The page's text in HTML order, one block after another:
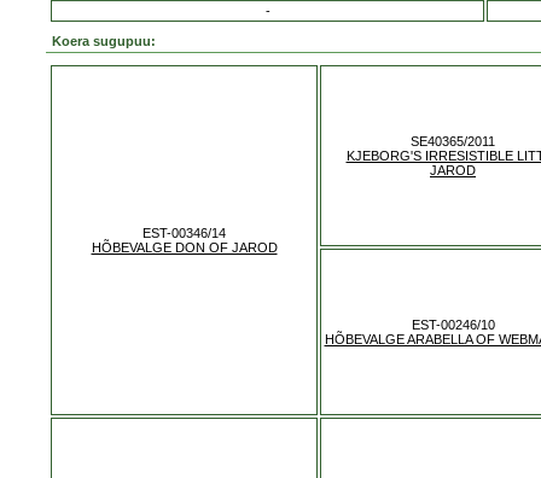
-
Koera sugupuu:
EST-00346/14
HÕBEVALGE DON OF JAROD
SE40365/2011
KJEBORG'S IRRESISTIBLE
JAROD
EST-00246/10
HÕBEVALGE ARABELLA OF